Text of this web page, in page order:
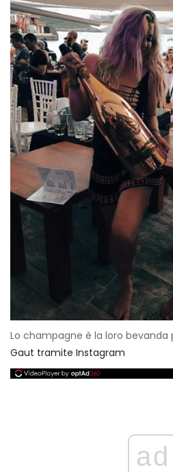
Lo champagne è la loro bevanda
Gaut tramite Instagram
ad